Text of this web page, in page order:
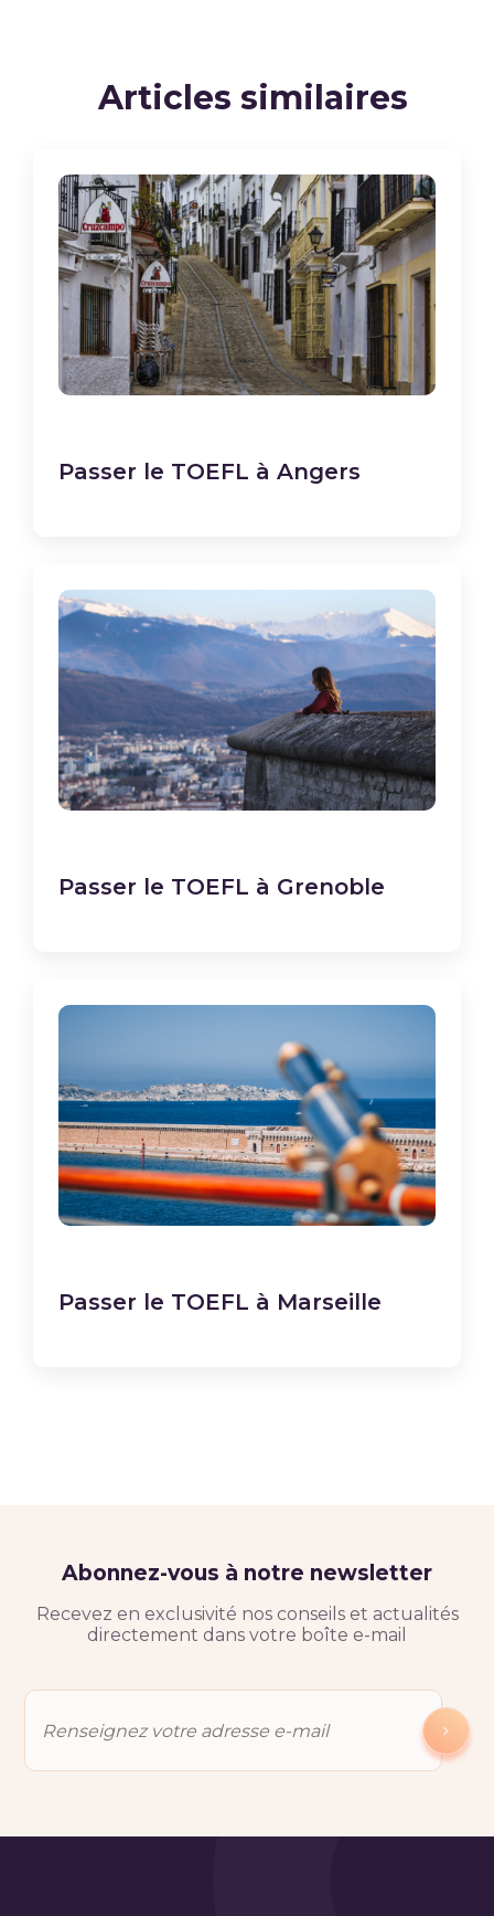
Articles similaires
Passer le TOEFL à Angers
Passer le TOEFL à Grenoble
Passer le TOEFL à Marseille
Abonnez-vous à notre newsletter
Recevez en exclusivité nos conseils et actualités
directement dans votre boîte e-mail